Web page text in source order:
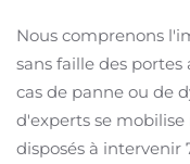
Nous comprenons
sans faille des
cas de panne ou de
d'experts se
disposés à intervenir